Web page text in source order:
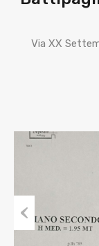
Via XX